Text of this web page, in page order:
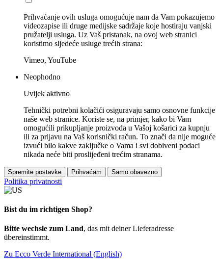
Prihvaćanje ovih usluga omogućuje nam da Vam pokazujemo
videozapise ili druge medijske sadržaje koje hostiraju vanjski
pružatelji usluga. Uz Vaš pristanak, na ovoj web stranici
koristimo sljedeće usluge trećih strana:
Vimeo, YouTube
Neophodno
Uvijek aktivno
Tehnički potrebni kolačići osiguravaju samo osnovne funkcije
naše web stranice. Koriste se, na primjer, kako bi Vam
omogućili prikupljanje proizvoda u Vašoj košarici za kupnju
ili za prijavu na Vaš korisnički račun. To znači da nije moguće
izvući bilo kakve zaključke o Vama i svi dobiveni podaci
nikada neće biti proslijeđeni trećim stranama.
Spremite postavke Prihvaćam Samo obavezno
Politika privatnosti
Bist du im richtigen Shop?
Bitte wechsle zum Land, das mit deiner Lieferadresse
übereinstimmt.
Zu Ecco Verde International (English)